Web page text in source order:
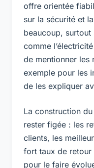
offre orientée
sur la sécurité et
beaucoup, surtout
comme
de mentionner les
exemple pour les
de les expliquer
La construction
rester figée : les
clients, les
fort taux de retour
pour le faire